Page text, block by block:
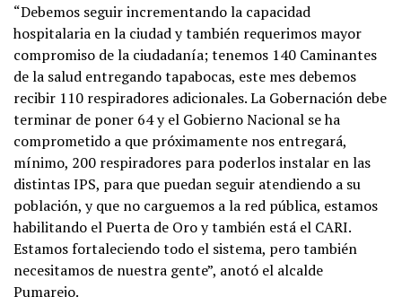
“Debemos seguir incrementando la capacidad
hospitalaria en la ciudad y también requerimos mayor
compromiso de la ciudadanía; tenemos 140 Caminantes
de la salud entregando tapabocas, este mes debemos
recibir 110 respiradores adicionales. La Gobernación debe
terminar de poner 64 y el Gobierno Nacional se ha
comprometido a que próximamente nos entregará,
mínimo, 200 respiradores para poderlos instalar en las
distintas IPS, para que puedan seguir atendiendo a su
población, y que no carguemos a la red pública, estamos
habilitando el Puerta de Oro y también está el CARI.
Estamos fortaleciendo todo el sistema, pero también
necesitamos de nuestra gente”, anotó el alcalde
Pumarejo.